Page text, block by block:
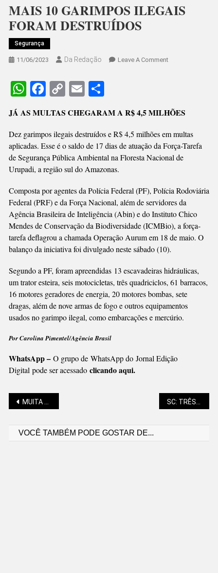
MAIS 10 GARIMPOS ILEGAIS
FORAM DESTRUÍDOS
Segurança
11/06/2023 Da Redação Leave A CommentOn
FORAM
WhatsApp
Facebook
CopyEmailShare
JÁ AS MULTAS CHEGARAM A R$ 4,5 MILHÕES
Dez garimpos ilegais destruídos e R$ 4,5 milhões em multas
aplicadas. Esse é o saldo de 17 dias de atuação da Força-Tarefa
de Segurança Pública Ambiental na Floresta Nacional de
Urupadi, a região sul do Amazonas.
Composta por agentes da Polícia Federal (PF), Polícia Rodoviária
Federal (PRF) e da Força Nacional, além de servidores da
Agência Brasileira de Inteligência (Abin) e do Instituto Chico
Mendes de Conservação da Biodiversidade (ICMBio), a força-
tarefa deflagrou a chamada Operação Aurum em 18 de maio. O
balanço da iniciativa foi divulgado neste sábado (10).
Segundo a PF, foram apreendidas 13 escavadeiras hidráulicas,
um trator esteira, seis motocicletas, três quadriciclos, 61 barracos,
16 motores geradores de energia, 20 motores bombas, sete
dragas, além de nove armas de fogo e outros equipamentos
usados no garimpo ilegal, como embarcações e mercúrio.
Por Carolina Pimentel/Agência Brasil
WhatsApp – O grupo de WhatsApp do Jornal Edição
Digital pode ser acessado clicando aqui.
Navegação
MUITA CHUVA PREVISTA PARA OS PRÓXIMOS DIAS
VOCÊ TAMBÉM PODE GOSTAR DE...